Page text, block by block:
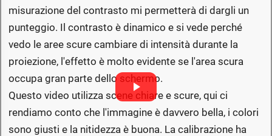
misurazione del contrasto mi permetterà di dargli un
punteggio. Il contrasto è dinamico e si vede perché
vedo le aree scure cambiare di intensità durante la
proiezione, l'effetto è molto evidente se l'area scura
occupa gran parte dello schermo.
Questo video utilizza scene chiare e scure, qui ci
rendiamo conto che l'immagine è davvero bella, i colori
sono giusti e la nitidezza è buona. La calibrazione ha